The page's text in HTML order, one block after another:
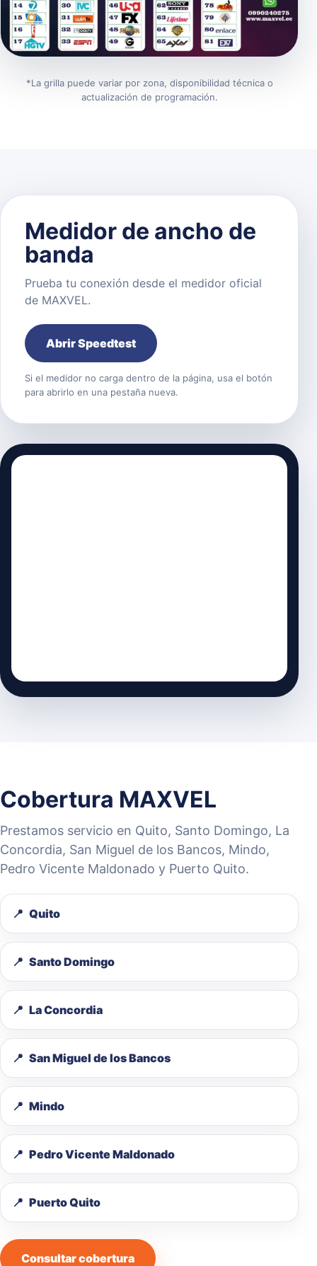
*La grilla puede variar por zona, disponibilidad técnica o
actualización de programación.
Medidor de ancho de
banda
Prueba tu conexión desde el medidor oficial
de MAXVEL.
Abrir Speedtest
Si el medidor no carga dentro de la página, usa el botón
para abrirlo en una pestaña nueva.
Cobertura MAXVEL
Prestamos servicio en Quito, Santo Domingo, La
Concordia, San Miguel de los Bancos, Mindo,
Pedro Vicente Maldonado y Puerto Quito.
Quito
Santo Domingo
La Concordia
San Miguel de los Bancos
Mindo
Pedro Vicente Maldonado
Puerto Quito
Consultar cobertura